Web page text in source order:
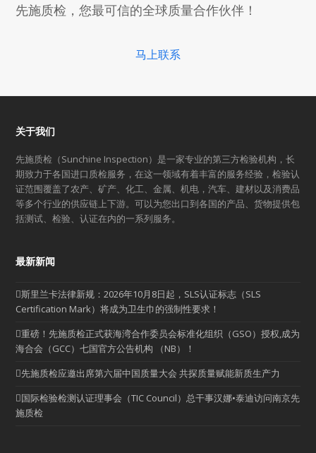
先施质检，您最可信的全球质量合作伙伴！
马上联系
关于我们
先施质检（Sunchine Inspection）是一家专业的第三方检验机构，长
期致力于各国进口质检服务，在这一领域有着丰富的服务经验，检验认
证范围覆盖了农产、矿产、化工、金属、机电，汽车、建材以及消费品
等多个行业的供应链上下游。可以为您出口到各国的产品、货物提供包
括测试、检验、认证在内的一系列服务。
最新新闻
斯里兰卡法律新规：2026年10月8日起，SLS认证标志（SLS
Certification Mark）将成为卫生巾的强制性要求！
重磅！先施质检正式获海湾合作委员会标准化组织（GSO）授权,成为
海合会（GCC）七国官方公告机构 （NB）！
先施质检应邀出席第六届中国质量大会 共探质量赋能新质生产力
国际检验检测认证理事会（TIC Council）总干事汉娜•泰迪访问南京先
施质检